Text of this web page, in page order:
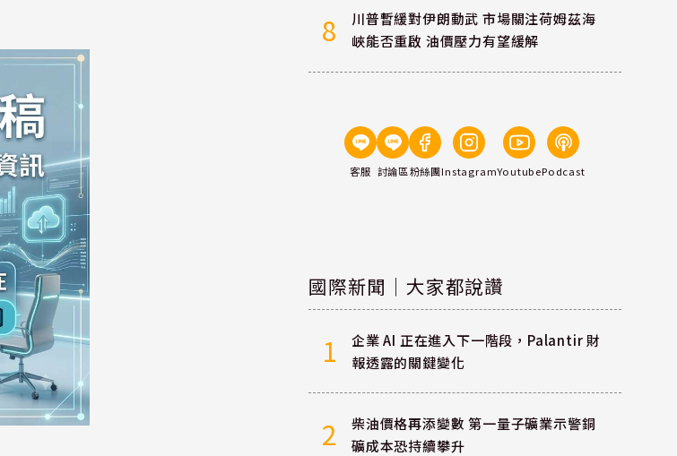
8
川普暫緩對伊朗動武 市場關注荷姆茲海
峽能否重啟 油價壓力有望緩解
客服 討論區粉絲團InstagramYoutubePodcast
國際新聞｜大家都說讚
1
企業 AI 正在進入下一階段，Palantir 財
報透露的關鍵變化
2
柴油價格再添變數 第一量子礦業示警銅
礦成本恐持續攀升